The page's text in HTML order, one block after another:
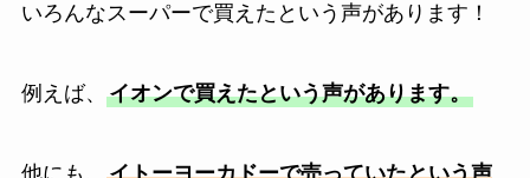
いろんなスーパーで買えたという声があります！
例えば、 イオンで買えたという声があります。
他にも、 イトーヨーカドーで売っていたという声